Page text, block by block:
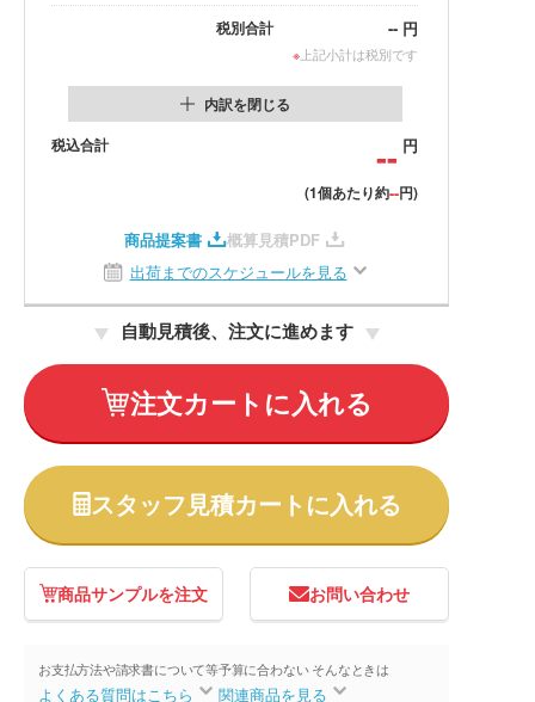
税別合計 -- 円
※ 上記小計は税別です
内訳を閉じる
税込合計
-- 円
(1個あたり約--円)
商品提案書
概算見積PDF
出荷までのスケジュールを見る
自動見積後、注文に進めます
注文カートに入れる
スタッフ見積カートに入れる
商品サンプルを注文 お問い合わせ
お支払方法や請求書について等
よくある質問はこちら
予算に合わない そんなときは
関連商品を見る